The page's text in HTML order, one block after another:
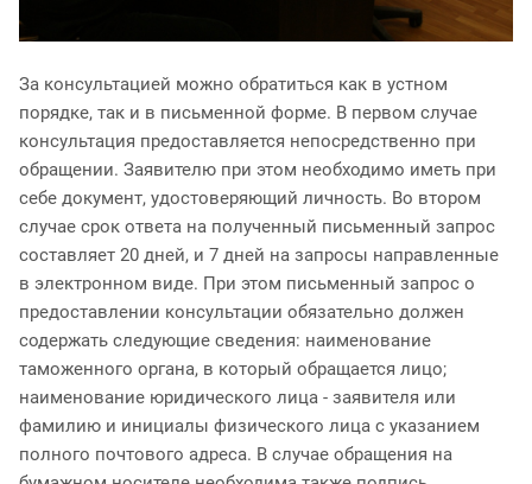
За консультацией можно обратиться как в устном
порядке, так и в письменной форме. В первом случае
консультация предоставляется непосредственно при
обращении. Заявителю при этом необходимо иметь при
себе документ, удостоверяющий личность. Во втором
случае срок ответа на полученный письменный запрос
составляет 20 дней, и 7 дней на запросы направленные
в электронном виде. При этом письменный запрос о
предоставлении консультации обязательно должен
содержать следующие сведения: наименование
таможенного органа, в который обращается лицо;
наименование юридического лица - заявителя или
фамилию и инициалы физического лица с указанием
полного почтового адреса. В случае обращения на